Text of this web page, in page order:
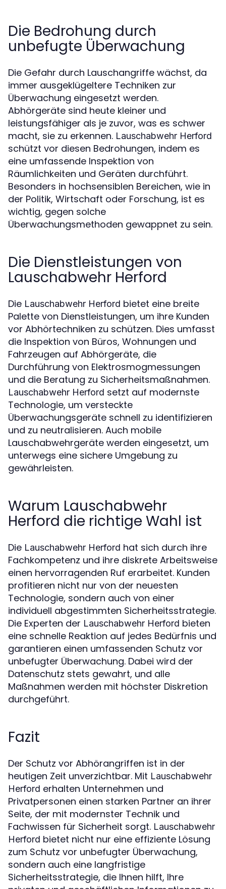
Die Bedrohung durch
unbefugte Überwachung
Die Gefahr durch Lauschangriffe wächst, da
immer ausgeklügeltere Techniken zur
Überwachung eingesetzt werden.
Abhörgeräte sind heute kleiner und
leistungsfähiger als je zuvor, was es schwer
macht, sie zu erkennen. Lauschabwehr Herford
schützt vor diesen Bedrohungen, indem es
eine umfassende Inspektion von
Räumlichkeiten und Geräten durchführt.
Besonders in hochsensiblen Bereichen, wie in
der Politik, Wirtschaft oder Forschung, ist es
wichtig, gegen solche
Überwachungsmethoden gewappnet zu sein.
Die Dienstleistungen von
Lauschabwehr Herford
Die Lauschabwehr Herford bietet eine breite
Palette von Dienstleistungen, um ihre Kunden
vor Abhörtechniken zu schützen. Dies umfasst
die Inspektion von Büros, Wohnungen und
Fahrzeugen auf Abhörgeräte, die
Durchführung von Elektrosmogmessungen
und die Beratung zu Sicherheitsmaßnahmen.
Lauschabwehr Herford setzt auf modernste
Technologie, um versteckte
Überwachungsgeräte schnell zu identifizieren
und zu neutralisieren. Auch mobile
Lauschabwehrgeräte werden eingesetzt, um
unterwegs eine sichere Umgebung zu
gewährleisten.
Warum Lauschabwehr
Herford die richtige Wahl ist
Die Lauschabwehr Herford hat sich durch ihre
Fachkompetenz und ihre diskrete Arbeitsweise
einen hervorragenden Ruf erarbeitet. Kunden
profitieren nicht nur von der neuesten
Technologie, sondern auch von einer
individuell abgestimmten Sicherheitsstrategie.
Die Experten der Lauschabwehr Herford bieten
eine schnelle Reaktion auf jedes Bedürfnis und
garantieren einen umfassenden Schutz vor
unbefugter Überwachung. Dabei wird der
Datenschutz stets gewahrt, und alle
Maßnahmen werden mit höchster Diskretion
durchgeführt.
Fazit
Der Schutz vor Abhörangriffen ist in der
heutigen Zeit unverzichtbar. Mit Lauschabwehr
Herford erhalten Unternehmen und
Privatpersonen einen starken Partner an ihrer
Seite, der mit modernster Technik und
Fachwissen für Sicherheit sorgt. Lauschabwehr
Herford bietet nicht nur eine effiziente Lösung
zum Schutz vor unbefugter Überwachung,
sondern auch eine langfristige
Sicherheitsstrategie, die Ihnen hilft, Ihre